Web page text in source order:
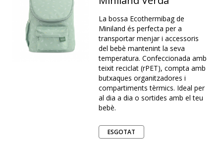
La bossa Ecothermibag de
Miniland és perfecta per a
transportar menjar i accessoris
del bebè mantenint la seva
temperatura. Confeccionada amb
teixit reciclat (rPET), compta amb
butxaques organitzadores i
compartiments tèrmics. Ideal per
al dia a dia o sortides amb el teu
bebè.
ESGOTAT